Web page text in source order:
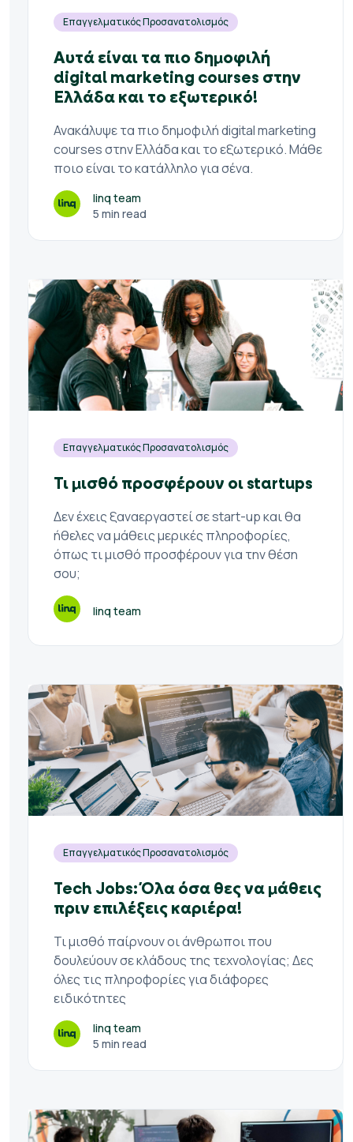
Επαγγελματικός Προσανατολισμός
Αυτά είναι τα πιο δημοφιλή
digital marketing courses στην
Ελλάδα και το εξωτερικό!
Ανακάλυψε τα πιο δημοφιλή digital marketing
courses στην Ελλάδα και το εξωτερικό. Μάθε
ποιο είναι το κατάλληλο για σένα.
linq team
5 min read
Επαγγελματικός Προσανατολισμός
Τι μισθό προσφέρουν οι startups
Δεν έχεις ξαναεργαστεί σε start-up και θα
ήθελες να μάθεις μερικές πληροφορίες,
όπως τι μισθό προσφέρουν για την θέση
σου;
linq team
Επαγγελματικός Προσανατολισμός
Tech Jobs: Όλα όσα θες να μάθεις
πριν επιλέξεις καριέρα!
Τι μισθό παίρνουν οι άνθρωποι που
δουλεύουν σε κλάδους της τεχνολογίας; Δες
όλες τις πληροφορίες για διάφορες
ειδικότητες
linq team
5 min read